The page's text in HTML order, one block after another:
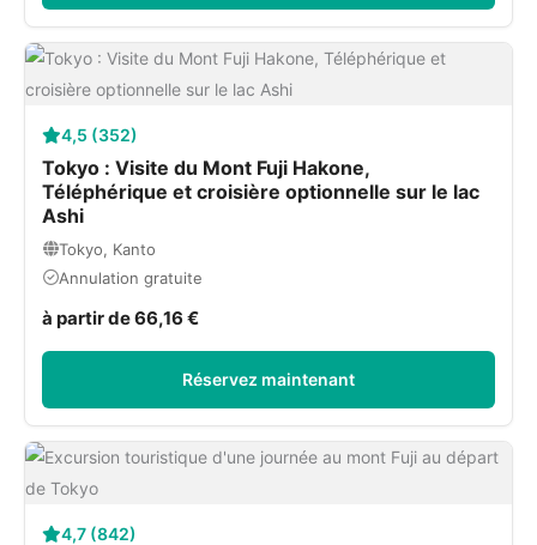
4,5 (352)
Tokyo : Visite du Mont Fuji Hakone,
Téléphérique et croisière optionnelle sur le lac
Ashi
Tokyo, Kanto
Annulation gratuite
à partir de 66,16 €
Réservez maintenant
4,7 (842)